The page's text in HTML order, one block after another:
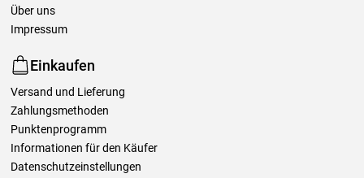
Über uns
Impressum
Einkaufen
Versand und Lieferung
Zahlungsmethoden
Punktenprogramm
Informationen für den Käufer
Datenschutzeinstellungen